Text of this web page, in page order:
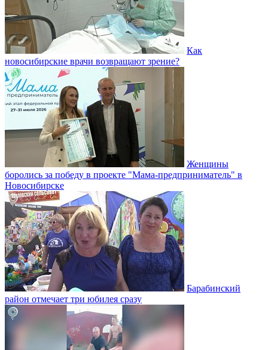
Как
новосибирские врачи возвращают зрение?
Женщины
боролись за победу в проекте "Мама-предприниматель" в
Новосибирске
Барабинский
район отмечает три юбилея сразу